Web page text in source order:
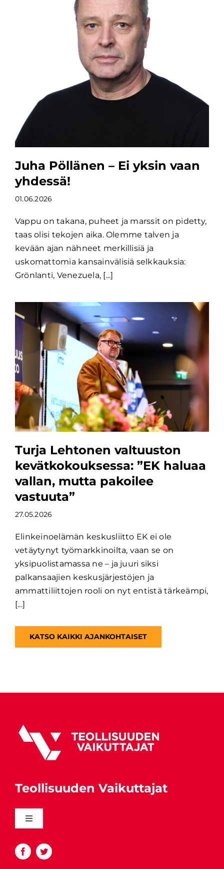
Juha Pöllänen – Ei yksin vaan
yhdessä!
01.06.2026
Vappu on takana, puheet ja marssit on pidetty,
taas olisi tekojen aika. Olemme talven ja
kevään ajan nähneet merkillisiä ja
uskomattomia kansainvälisiä selkkauksia:
Grönlanti, Venezuela, [...]
Turja Lehtonen valtuuston
kevätkokouksessa: ”EK haluaa
vallan, mutta pakoilee
vastuuta”
27.05.2026
Elinkeinoelämän keskusliitto EK ei ole
vetäytynyt työmarkkinoilta, vaan se on
yksipuolistamassa ne – ja juuri siksi
palkansaajien keskusjärjestöjen ja
ammattiliittojen rooli on nyt entistä tärkeämpi,
[...]
KATSO KAIKKI AJANKOHTAISET
Teollisuuden Vaikuttajat
Toggle
Katso yhteystiedot